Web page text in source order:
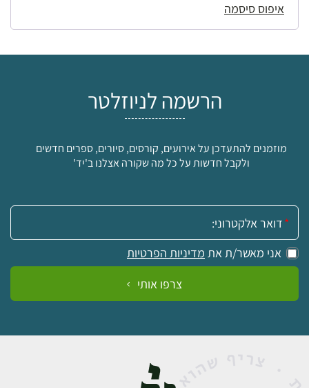
איפוס סיסמה
הרשמה לניוזלטר
מוזמנים להתעדכן על אירועים, קורסים, סיורים, ספרים חדשים
ולקבל חדשות על כל מה שקורה אצלנו ב'יד'
אימייל:
אני מאשר/ת את מדיניות הפרטיות
צרפו אותי